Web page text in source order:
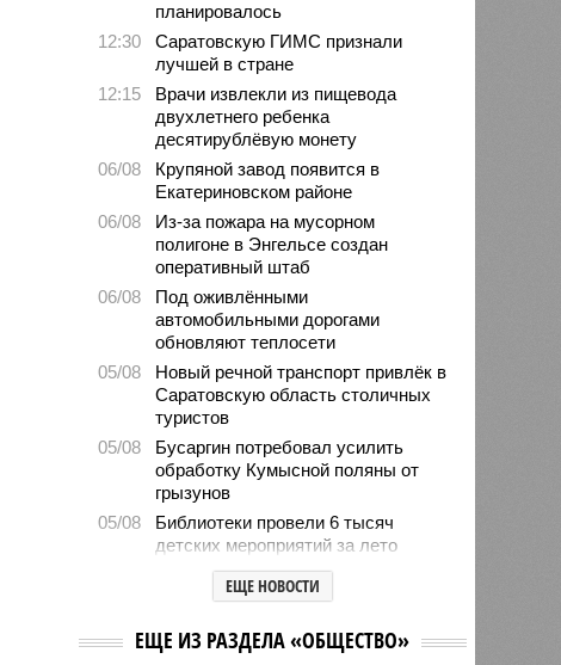
планировалось
12:30
Саратовскую ГИМС признали
лучшей в стране
12:15
Врачи извлекли из пищевода
двухлетнего ребенка
десятирублёвую монету
06/08
Крупяной завод появится в
Екатериновском районе
06/08
Из-за пожара на мусорном
полигоне в Энгельсе создан
оперативный штаб
06/08
Под оживлёнными
автомобильными дорогами
обновляют теплосети
05/08
Новый речной транспорт привлёк в
Саратовскую область столичных
туристов
05/08
Бусаргин потребовал усилить
обработку Кумысной поляны от
грызунов
05/08
Библиотеки провели 6 тысяч
детских мероприятий за лето
Власти формируют стратегию
развития медицины до 2030 года
обсудил с главой Ртищевского
ЕЩЕ НОВОСТИ
ЕЩЕ ИЗ РАЗДЕЛА «ОБЩЕСТВО»